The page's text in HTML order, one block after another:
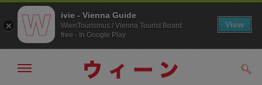
メ
ivie - Vienna Guide
WienTourismus / Vienna Tourist Board
free - In Google Play
View